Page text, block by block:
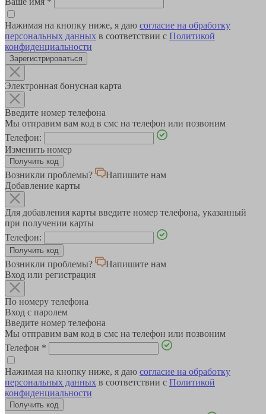
Нажимая на кнопку ниже, я даю согласие на обработку
персональных данных в соответствии с Политикой
конфиденциальности
Зарегистрироваться
Электронная бонусная карта
Введите номер телефона
Мы отправим вам код в смс на телефон или позвоним
Телефон:
Изменить номер
Возникли проблемы?
Напишите нам
Добавление карты
Для добавления карты введите номер телефона, указанный
при получении карты
Телефон:
Возникли проблемы?
Напишите нам
Вход или регистрация
По номеру телефона
Вход с паролем
Введите номер телефона
Мы отправим вам код в смс на телефон или позвоним
Телефон *
Нажимая на кнопку ниже, я даю согласие на обработку
персональных данных в соответствии с Политикой
конфиденциальности